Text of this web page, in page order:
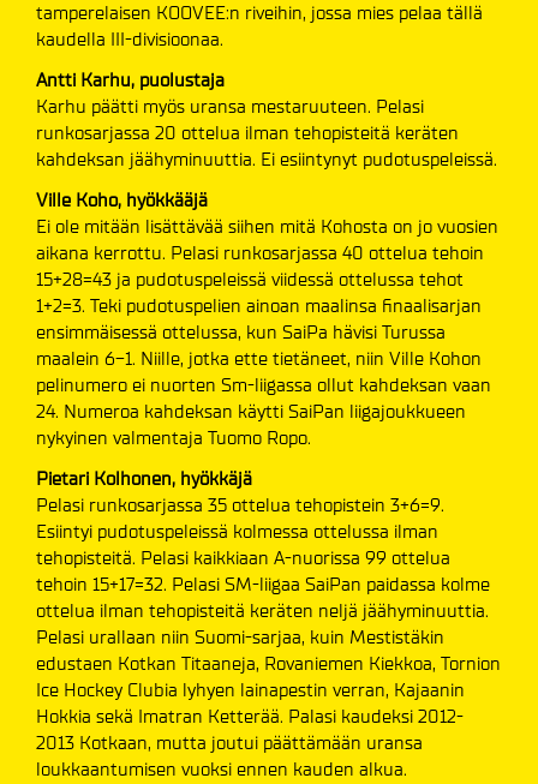
tamperelaisen KOOVEE:n riveihin, jossa mies pelaa tällä
kaudella III-divisioonaa.
Antti Karhu, puolustaja
Karhu päätti myös uransa mestaruuteen. Pelasi
runkosarjassa 20 ottelua ilman tehopisteitä keräten
kahdeksan jäähyminuuttia. Ei esiintynyt pudotuspeleissä.
Ville Koho, hyökkääjä
Ei ole mitään lisättävää siihen mitä Kohosta on jo vuosien
aikana kerrottu. Pelasi runkosarjassa 40 ottelua tehoin
15+28=43 ja pudotuspeleissä viidessä ottelussa tehot
1+2=3. Teki pudotuspelien ainoan maalinsa finaalisarjan
ensimmäisessä ottelussa, kun SaiPa hävisi Turussa
maalein 6-1. Niille, jotka ette tietäneet, niin Ville Kohon
pelinumero ei nuorten Sm-liigassa ollut kahdeksan vaan
24. Numeroa kahdeksan käytti SaiPan liigajoukkueen
nykyinen valmentaja Tuomo Ropo.
Pietari Kolhonen, hyökkäjä
Pelasi runkosarjassa 35 ottelua tehopistein 3+6=9.
Esiintyi pudotuspeleissä kolmessa ottelussa ilman
tehopisteitä. Pelasi kaikkiaan A-nuorissa 99 ottelua
tehoin 15+17=32. Pelasi SM-liigaa SaiPan paidassa kolme
ottelua ilman tehopisteitä keräten neljä jäähyminuuttia.
Pelasi urallaan niin Suomi-sarjaa, kuin Mestistäkin
edustaen Kotkan Titaaneja, Rovaniemen Kiekkoa, Tornion
Ice Hockey Clubia lyhyen lainapestin verran, Kajaanin
Hokkia sekä Imatran Ketterää. Palasi kaudeksi 2012-
2013 Kotkaan, mutta joutui päättämään uransa
loukkaantumisen vuoksi ennen kauden alkua.